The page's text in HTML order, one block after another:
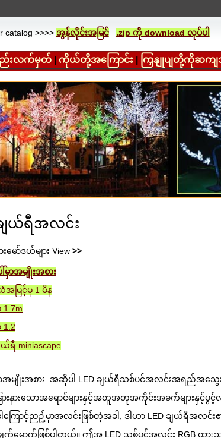
catalog >>>> အွန်လိုင်းအမြင် .zip ကို download လုပ်ပါ
ည်းလက်မှတ် ကိုယ်တို့အကြောင်း ကြှနျုပျတို့ကိုဆကျ
ျယ်ရီအလင်း
ော်ဒယ်များ View >>
ါ်မှာအမျိုးအစား
မြင့်မှ 1 မိန
1.7m
1.2
ယ်ရီ miniascape
ာအမျိုးအစား. အဆိုပါ LED ချယ်ရီသစ်ပင်အလင်းအရည်အသွေးမ
ားနားသောအရောင်များနှင့်အတူအတုအကိုင်းအခက်များနှင့်ပွင့်
ကြောင့်ညဥ့်မှာအလင်းဖြစ်တဲ့အခါ, ဒါဟာ LED ချယ်ရီအလင်း၏
မှောက်ဖြစ်ပါတယ်။ ဤအ LED သစ်ပင်အလင်း RGB ထားသ